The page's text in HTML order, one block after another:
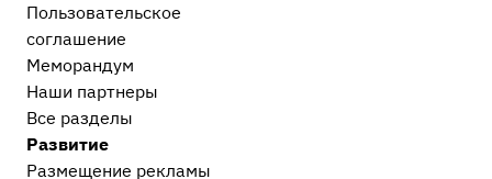
Пользовательское
соглашение
Меморандум
Наши партнеры
Все разделы
Развитие
Размещение рекламы